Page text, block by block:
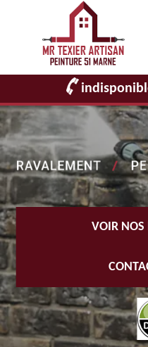
VOIR NOS